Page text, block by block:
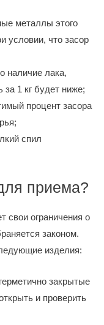
металлы этого
условии, что засор
наличие лака,
1 кг будет ниже;
процент засора
спил
приема?
свои ограничения о
законом.
изделия:
закрытые
и проверить